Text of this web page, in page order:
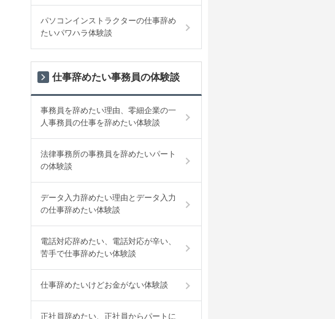
パソコンインストラクターの仕事辞め
たいパワハラ体験談
仕事辞めたい事務員の体験談
事務員を辞めたい理由、零細企業の一
人事務員の仕事を辞めたい体験談
法律事務所の事務員を辞めたいパート
の体験談
データ入力辞めたい理由とデータ入力
の仕事辞めたい体験談
電話対応辞めたい、電話対応が辛い、
苦手で仕事辞めたい体験談
仕事辞めたいけどお金がない体験談
正社員辞めたい、正社員からパートに